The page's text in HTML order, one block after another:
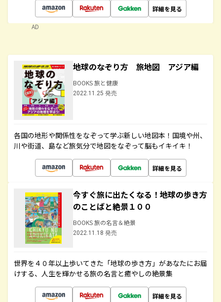
詳細を見る
AD
地球のなぞり方 旅地図 アジア編
BOOKS 旅と健康
2022.11.25 発売
各国の地形や関係性をなぞって学ぶ新しい地図本！国境や州、
川や街道、島など旅気分で地図をなぞって脳もイキイキ！
詳細を見る
今すぐ旅に出たくなる！地球の歩き方
のことばと絶景１００
BOOKS 旅の名言＆絶景
2022.11.18 発売
世界を４０年以上歩いてきた「地球の歩き方」があなたにお届
けする、人生を輝かせる旅の名言と癒やしの絶景集
詳細を見る